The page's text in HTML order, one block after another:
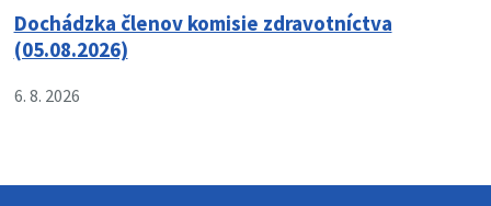
Dochádzka členov komisie zdravotníctva
(05.08.2026)
6. 8. 2026